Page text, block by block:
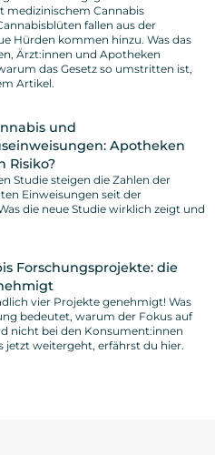
medizinischem Cannabis
fallen aus der
Hürden kommen hinzu. Was das
Ärzt:innen und Apotheken
das Gesetz so umstritten ist,
Artikel.
und
Apotheken
Risiko?
Studie steigen die Zahlen der
Einweisungen seit der
die neue Studie wirklich zeigt und
Forschungsprojekte: die
vier Projekte genehmigt! Was
bedeutet, warum der Fokus auf
nicht bei den Konsument:innen
jetzt weitergeht, erfährst du hier.